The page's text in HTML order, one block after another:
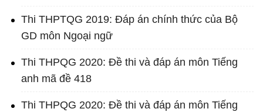
Thi THPTQG 2019: Đáp án chính thức của Bộ
GD môn Ngoại ngữ
Thi THPQG 2020: Đề thi và đáp án môn Tiếng
anh mã đề 418
Thi THPQG 2020: Đề thi và đáp án môn Tiếng